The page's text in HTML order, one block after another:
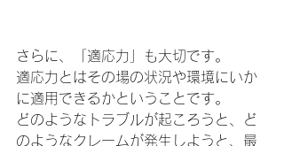
さらに、「適応力」も大切です。
適応力とはその場の状況や環境にいか
に適用できるかということです。
どのようなトラブルが起ころうと、ど
のようなクレームが発生しようと、最